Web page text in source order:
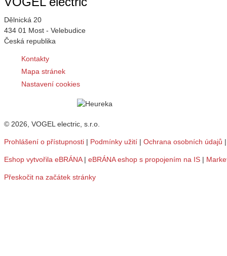
Dělnická 20
434 01 Most - Velebudice
Česká republika
Kontakty
Mapa stránek
Nastavení cookies
© 2026, VOGEL electric, s.r.o.
Prohlášení o přístupnosti | Podmínky užití | Ochrana osobních údajů
Eshop vytvořila eBRÁNA| eBRÁNA eshop s propojením na IS |
Přeskočit na začátek stránky